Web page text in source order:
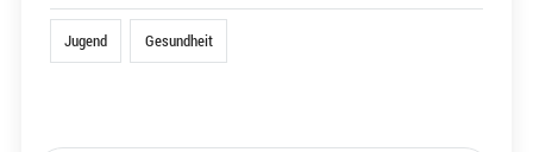
Jugend Gesundheit